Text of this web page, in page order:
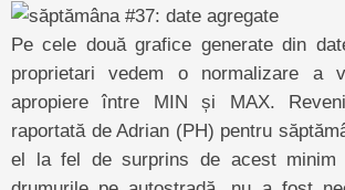
Pe cele două grafice generate din
proprietari vedem o normalizare a
apropiere între MIN și MAX.
raportată de Adrian (PH) pentru
el la fel de surprins de acest minim